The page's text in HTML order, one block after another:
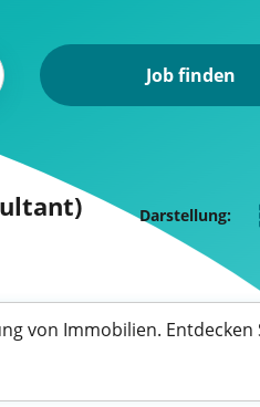
Job finden
Darstellung:
von Immobilien. Entdecken